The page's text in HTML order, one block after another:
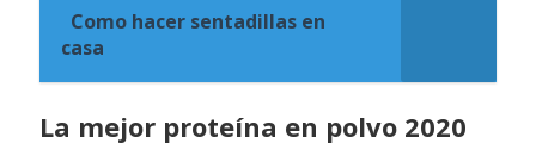
Como hacer sentadillas en
casa
La mejor proteína en polvo 2020